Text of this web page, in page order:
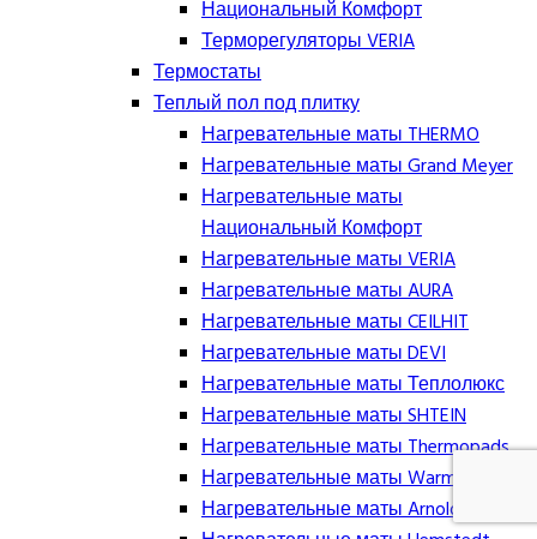
Национальный Комфорт
Терморегуляторы VERIA
Термостаты
Теплый пол под плитку
Нагревательные маты THERMO
Нагревательные маты Grand Meyer
Нагревательные маты
Национальный Комфорт
Нагревательные маты VERIA
Нагревательные маты AURA
Нагревательные маты CEILHIT
Нагревательные маты DEVI
Нагревательные маты Теплолюкс
Нагревательные маты SHTEIN
Нагревательные маты Thermopads
Нагревательные маты Warmstad
Нагревательные маты Arnold Rak